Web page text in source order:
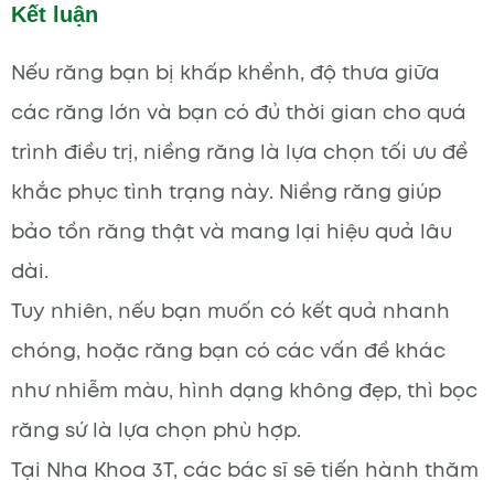
Kết luận
Nếu răng bạn bị khấp khểnh, độ thưa giữa
các răng lớn và bạn có đủ thời gian cho quá
trình điều trị, niềng răng là lựa chọn tối ưu để
khắc phục tình trạng này. Niềng răng giúp
bảo tồn răng thật và mang lại hiệu quả lâu
dài.
Tuy nhiên, nếu bạn muốn có kết quả nhanh
chóng, hoặc răng bạn có các vấn đề khác
như nhiễm màu, hình dạng không đẹp, thì bọc
răng sứ là lựa chọn phù hợp.
Tại Nha Khoa 3T, các bác sĩ sẽ tiến hành thăm